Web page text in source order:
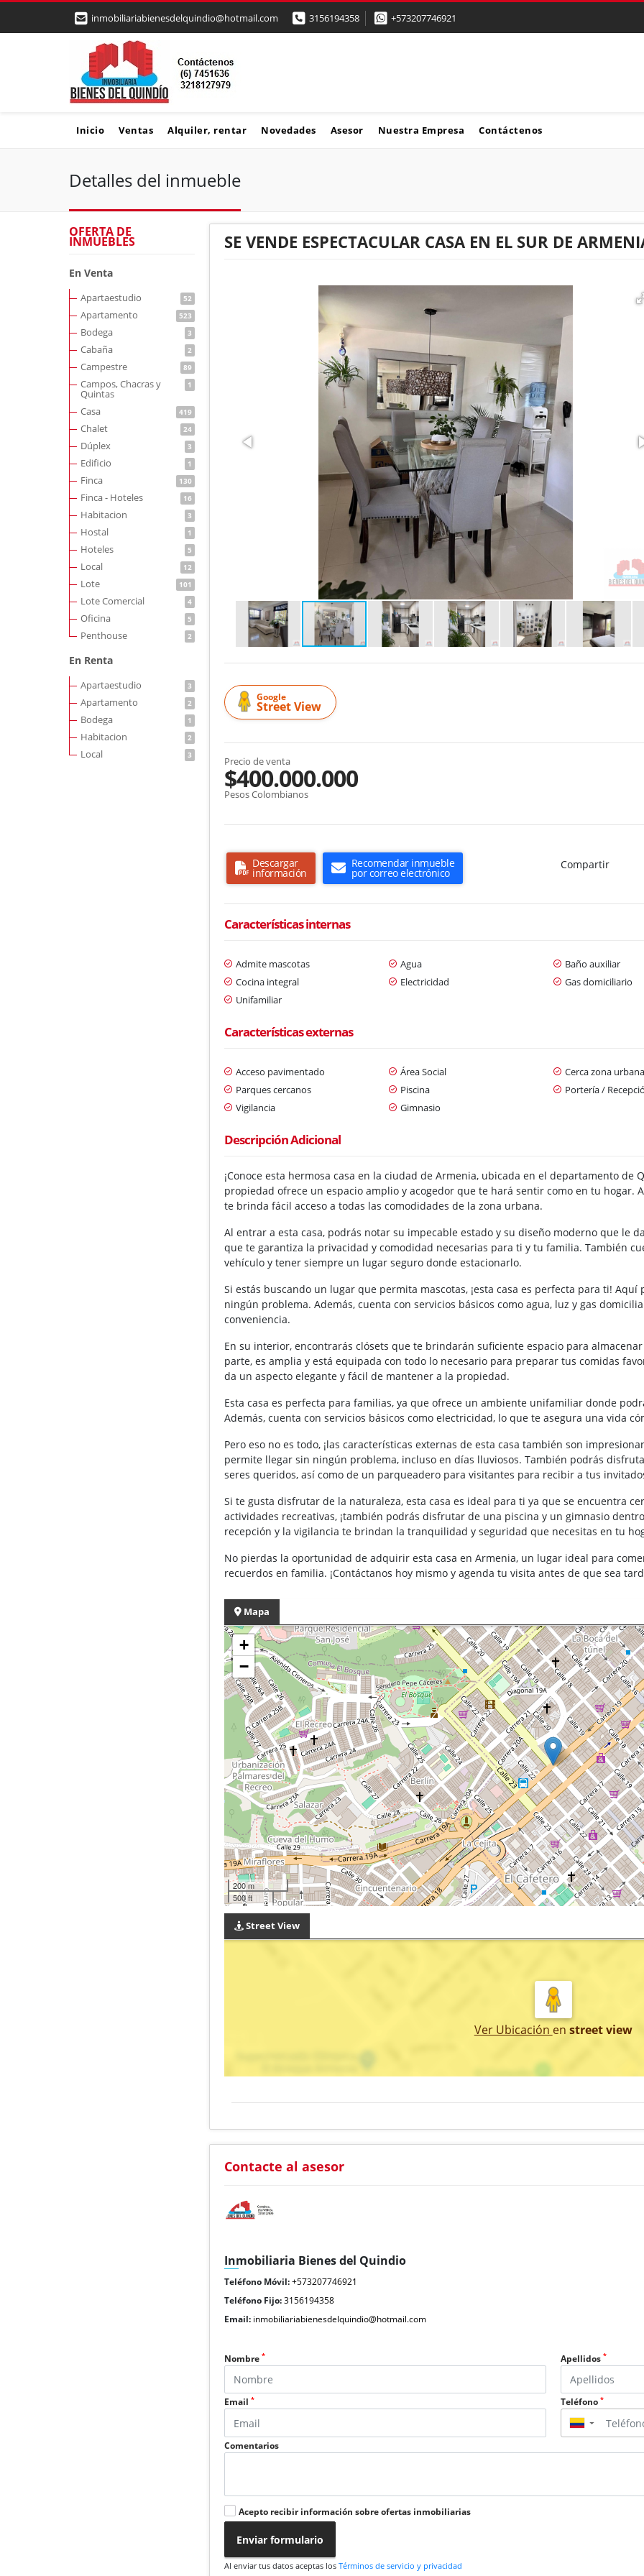
inmobiliariabienesdelquindio@hotmail.com 3156194358 +573207746921
Inicio Ventas Alquiler, rentar Novedades Asesor Nuestra Empresa Contáctenos
Detalles del inmueble
OFERTA DE
INMUEBLES
En Venta
Apartaestudio 52
Apartamento 523
Bodega 3
Cabaña 2
Campestre 89
Campos, Chacras y
Quintas
1
Casa 419
Chalet 24
Dúplex 3
Edificio 1
Finca 130
Finca - Hoteles 16
Habitacion 3
Hostal 1
Hoteles 5
Local 12
Lote 101
Lote Comercial 4
Oficina 5
Penthouse 2
En Renta
Apartaestudio 3
Apartamento 2
Bodega 1
Habitacion 2
Local 3
SE VENDE ESPECTACULAR CASA EN EL SUR DE
Google
Street View
Precio de venta
$400.000.000
Pesos Colombianos
Descargar
información
Recomendar inmueble
por correo electrónico
Compartir
Características internas
Admite mascotas Agua Baño auxiliar
Cocina integral
Electricidad Gas domiciliario
Unifamiliar
Características externas
Acceso pavimentado Área Social Cerca zona urbana
Parques cercanos
Piscina Portería /
Vigilancia
Gimnasio
Descripción Adicional
¡Conoce esta hermosa casa en la ciudad de Armenia, ubicada en el departamento de
propiedad ofrece un espacio amplio y acogedor que te hará sentir como en tu hogar.
te brinda fácil acceso a todas las comodidades de la zona urbana.
Al entrar a esta casa, podrás notar su impecable estado y su diseño moderno que le
que te garantiza la privacidad y comodidad necesarias para ti y tu familia. También
vehículo y tener siempre un lugar seguro donde estacionarlo.
Si estás buscando un lugar que permita mascotas, ¡esta casa es perfecta para ti!
ningún problema. Además, cuenta con servicios básicos como agua, luz y gas
conveniencia.
En su interior, encontrarás clósets que te brindarán suficiente espacio para
parte, es amplia y está equipada con todo lo necesario para preparar tus comidas
da un aspecto elegante y fácil de mantener a la propiedad.
Esta casa es perfecta para familias, ya que ofrece un ambiente unifamiliar donde
Además, cuenta con servicios básicos como electricidad, lo que te asegura una vida
Pero eso no es todo, ¡las características externas de esta casa también son
permite llegar sin ningún problema, incluso en días lluviosos. También podrás
seres queridos, así como de un parqueadero para visitantes para recibir a tus
Si te gusta disfrutar de la naturaleza, esta casa es ideal para ti ya que se encuentra
actividades recreativas, ¡también podrás disfrutar de una piscina y un gimnasio
recepción y la vigilancia te brindan la tranquilidad y seguridad que necesitas en tu
No pierdas la oportunidad de adquirir esta casa en Armenia, un lugar ideal para
recuerdos en familia. ¡Contáctanos hoy mismo y agenda tu visita antes de que sea
Mapa
+
−
200 m
500 ft
Street View
Ver Ubicación en street view
Contacte al asesor
Inmobiliaria Bienes del Quindio
Teléfono Móvil:+573207746921
Teléfono Fijo:3156194358
Email: inmobiliariabienesdelquindio@hotmail.com
Nombre* Apellidos *
Email* Teléfono *
▼
Comentarios
Acepto recibir información sobre ofertas inmobiliarias
Enviar formulario
Al enviar tus datos aceptas losTérminos de servicio y privacidad